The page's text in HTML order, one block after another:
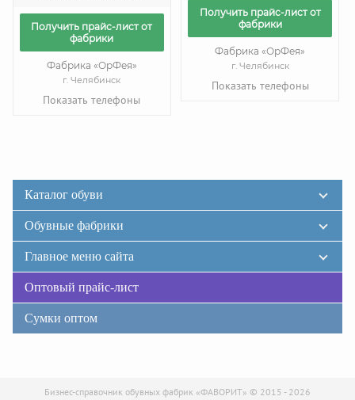
Получить прайс-лист от
фабрики
Фабрика «ОрФея»
г. Челябинск
Показать телефоны
Получить прайс-лист от
фабрики
Фабрика «ОрФея»
г. Челябинск
Показать телефоны
Каталог обуви
Обувные фабрики
Главное меню сайта
Оптовый прайс-лист
Сумки оптом
Бизнес-справочник обувных фабрик «ФАВОРИТ» © 2015 - 2026